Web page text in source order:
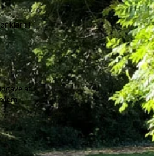
klar til
af